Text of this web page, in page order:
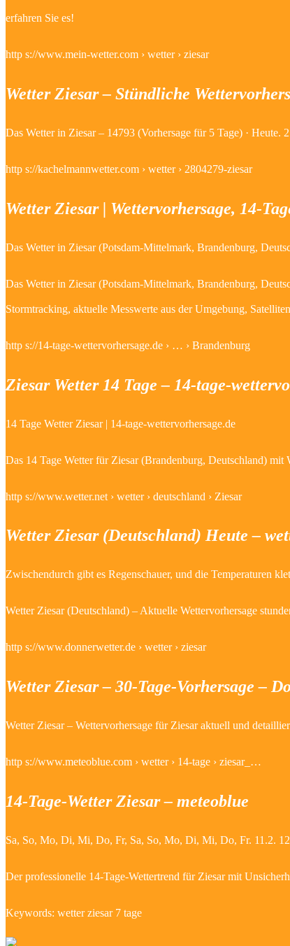
erfahren Sie es!
http s://www.mein-wetter.com › wetter › ziesar
Wetter Ziesar – Stündliche
Das Wetter in Ziesar – 14793 (Vorhersage für 5 Tage) ·
http s://kachelmannwetter.com › wetter › 2804279-ziesar
Wetter Ziesar | Wettervorhersage, 14-
Das Wetter in Ziesar (Potsdam-Mittelmark, Brandenburg,
Das Wetter in Ziesar (Potsdam-Mittelmark, Brandenburg,
Stormtracking, aktuelle Messwerte aus der Umgebung,
http s://14-tage-wettervorhersage.de › … › Brandenburg
Ziesar Wetter 14 Tage – 14-tage-
14 Tage Wetter Ziesar | 14-tage-wettervorhersage.de
Das 14 Tage Wetter für Ziesar (Brandenburg, Deutschland) mit
http s://www.wetter.net › wetter › deutschland › Ziesar
Wetter Ziesar (Deutschland) Heute –
Zwischendurch gibt es Regenschauer, und die Temperaturen
Wetter Ziesar (Deutschland) – Aktuelle Wettervorhersage
http s://www.donnerwetter.de › wetter › ziesar
Wetter Ziesar – 30-Tage-Vorhersage –
Wetter Ziesar – Wettervorhersage für Ziesar aktuell und
http s://www.meteoblue.com › wetter › 14-tage › ziesar_…
14-Tage-Wetter Ziesar – meteoblue
Sa, So, Mo, Di, Mi, Do, Fr, Sa, So, Mo, Di, Mi, Do, Fr. 11.2.
Der professionelle 14-Tage-Wettertrend für Ziesar mit
Keywords: wetter ziesar 7 tage